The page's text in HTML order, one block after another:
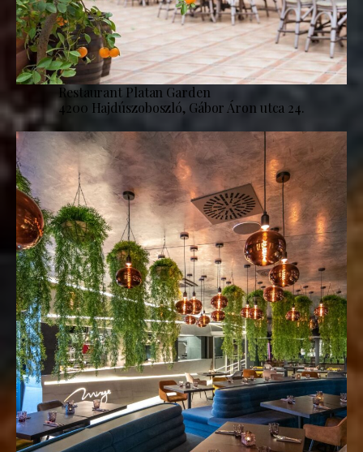
Restaurant Platan Garden
4200 Hajdúszoboszló, Gábor Áron utca 24.